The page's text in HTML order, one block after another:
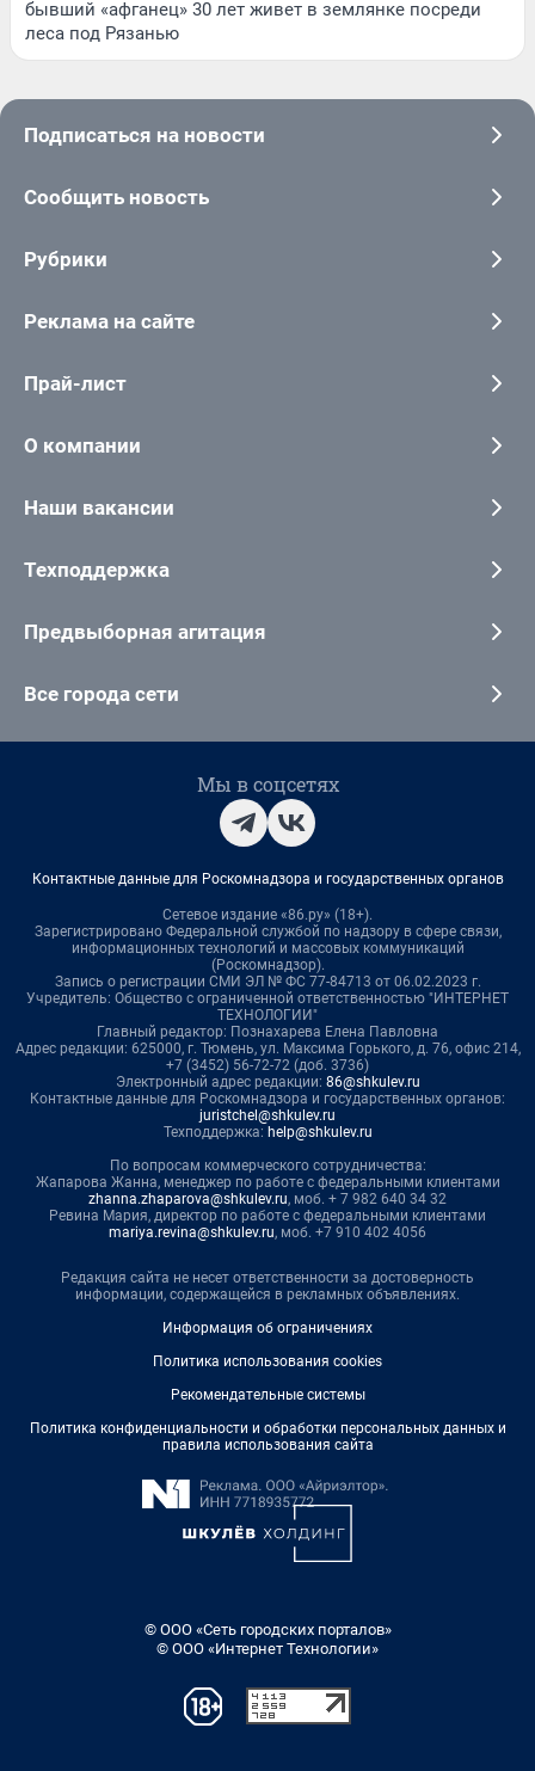
бывший «афганец» 30 лет живет в землянке посреди
леса под Рязанью
Подписаться на новости
Сообщить новость
Рубрики
Реклама на сайте
Прай-лист
О компании
Наши вакансии
Техподдержка
Предвыборная агитация
Все города сети
Мы в соцсетях
Контактные данные для Роскомнадзора и государственных органов
Сетевое издание «86.ру» (18+).
Зарегистрировано Федеральной службой по надзору в сфере связи,
информационных технологий и массовых коммуникаций
(Роскомнадзор).
Запись о регистрации СМИ ЭЛ № ФС 77-84713 от 06.02.2023 г.
Учредитель: Общество с ограниченной ответственностью "ИНТЕРНЕТ
ТЕХНОЛОГИИ"
Главный редактор: Познахарева Елена Павловна
Адрес редакции: 625000, г. Тюмень, ул. Максима Горького, д. 76, офис 214,
+7 (3452) 56-72-72 (доб. 3736)
Электронный адрес редакции: 86@shkulev.ru
Контактные данные для Роскомнадзора и государственных органов:
juristchel@shkulev.ru
Техподдержка: help@shkulev.ru
По вопросам коммерческого сотрудничества:
Жапарова Жанна, менеджер по работе с федеральными клиентами
zhanna.zhaparova@shkulev.ru, моб. + 7 982 640 34 32
Ревина Мария, директор по работе с федеральными клиентами
mariya.revina@shkulev.ru, моб. +7 910 402 4056
Редакция сайта не несет ответственности за достоверность
информации, содержащейся в рекламных объявлениях.
Информация об ограничениях
Политика использования cookies
Рекомендательные системы
Политика конфиденциальности и обработки персональных данных и
правила использования сайта
© ООО «Сеть городских порталов»
© ООО «Интернет Технологии»